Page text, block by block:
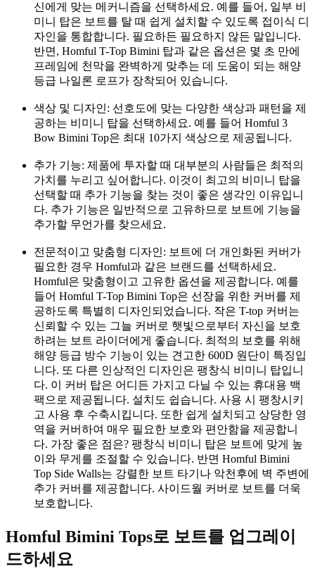
신에게 맞는 메커니즘을 선택하세요. 예를 들어, 일부 비
미니 탑은 보트를 탈 때 쉽게 설치할 수 있도록 접이식 디
자인을 통합합니다. 필요하든 필요하지 않든 말입니다.
반면, Homful T-Top Bimini 탑과 같은 옵션은 몇 초 만에
프레임에 천막을 완벽하게 맞추는 데 도움이 되는 해양
등급 나일론 로프가 장착되어 있습니다.
색상 및 디자인: 선호도에 맞는 다양한 색상과 패턴을 제
공하는 비미니 탑을 선택하세요. 예를 들어 Homful 3
Bow Bimini Top은 최대 10가지 색상으로 제공됩니다.
추가 기능: 제품에 투자할 때 대부분의 사람들은 최적의
가치를 누리고 싶어합니다. 이것이 최고의 비미니 탑을
선택할 때 추가 기능을 찾는 것이 좋은 생각인 이유입니
다. 추가 기능은 일반적으로 고유하므로 보트에 기능을
추가할 무언가를 찾으세요.
전문적이고 맞춤형 디자인: 보트에 더 개인화된 커버가
필요한 경우 Homful과 같은 브랜드를 선택하세요.
Homful은 맞춤형이고 고유한 옵션을 제공합니다. 예를
들어 Homful T-Top Bimini Top은 선장을 위한 커버를 제
공하도록 특별히 디자인되었습니다. 작은 T-top 커버는
신뢰할 수 있는 그늘 커버로 햇빛으로부터 자신을 보호
하려는 보트 라이더에게 좋습니다. 최적의 보호를 위해
해양 등급 방수 기능이 있는 견고한 600D 원단이 특징입
니다. 또 다른 인상적인 디자인은 팽창식 비미니 탑입니
다. 이 커버 탑은 어디든 가지고 다닐 수 있는 휴대용 백
팩으로 제공됩니다. 설치도 쉽습니다. 사용 시 팽창시키
고 사용 후 수축시킵니다. 또한 쉽게 설치되고 상당한 영
역을 커버하여 매우 필요한 보호와 편안함을 제공합니
다. 가장 좋은 점은? 팽창식 비미니 탑은 보트에 맞게 높
이와 무게를 조절할 수 있습니다. 반면 Homful Bimini
Top Side Walls는 강렬한 보트 타기나 악천후에 벽 주변에
추가 커버를 제공합니다. 사이드월 커버로 보트를 더욱
보호합니다.
Homful Bimini Tops로 보트를 업그레이
드하세요